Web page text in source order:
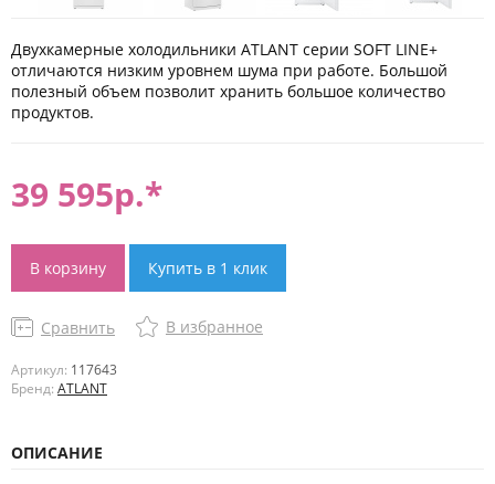
Двухкамерные холодильники ATLANT серии SOFT LINE+
отличаются низким уровнем шума при работе. Большой
полезный объем позволит хранить большое количество
продуктов.
39 595р.*
В корзину Купить в 1 клик
Сравнить В избранное
Артикул: 117643
Бренд: ATLANT
ОПИСАНИЕ